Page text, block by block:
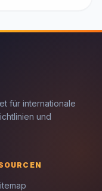
für internationale
und